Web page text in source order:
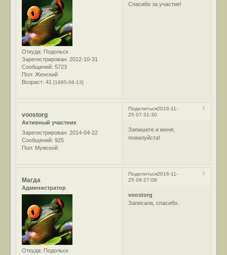
Откуда: Подольск
Зарегистрирован: 2012-10-31
Сообщений: 5723
Пол: Женский
Возраст: 41[1985-06-13]
Спасибо за участие!
Поделиться 4
2016-11-
25 07:31:30
voostorg
Активный участник
Зарегистрирован: 2014-04-22
Сообщений: 925
Пол: Мужской
Запишите и меня,
пожалуйста!
Поделиться 5
2016-11-
25 09:27:08
Магда
Администратор
Откуда: Подольск
voostorg
Записала, спасибо.